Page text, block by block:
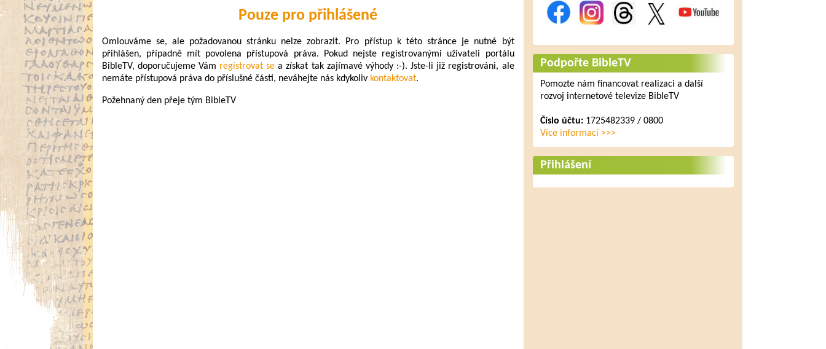
Pouze pro přihlášené
Omlouváme se, ale požadovanou stránku nelze zobrazit. Pro přístup k této stránce je nutné být
přihlášen, případně mít povolena přístupová práva. Pokud nejste registrovanými uživateli portálu
BibleTV, doporučujeme Vám registrovat se a získat tak zajímavé výhody :-). Jste-li již registrováni, ale
nemáte přístupová práva do příslušné části, neváhejte nás kdykoliv kontaktovat.
Požehnaný den přeje tým BibleTV
Podpořte BibleTV
Pomozte nám financovat realizaci a další
rozvoj internetové televize BibleTV
Číslo účtu:1725482339 / 0800
Více informací >>>
Přihlášení